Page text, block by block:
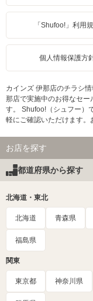
「Shufoo!」利用
個人情報保護方
カインズ 伊那店のチラシ
那店で実施中のお得なセー
す。 Shufoo!（シュフー）
軽にご確認いただけます。
お店を探す
都道府県から探す
北海道・東北
北海道 青森県
福島県
関東
東京都 神奈川県